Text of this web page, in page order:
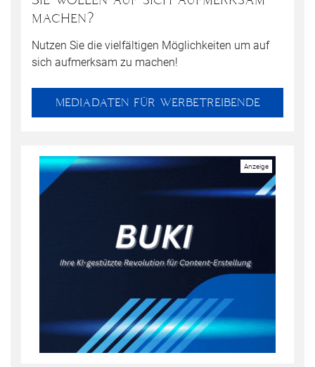
machen?
Nutzen Sie die vielfältigen Möglichkeiten um auf
sich aufmerksam zu machen!
MEDIADATEN FÜR WERBETREIBENDE